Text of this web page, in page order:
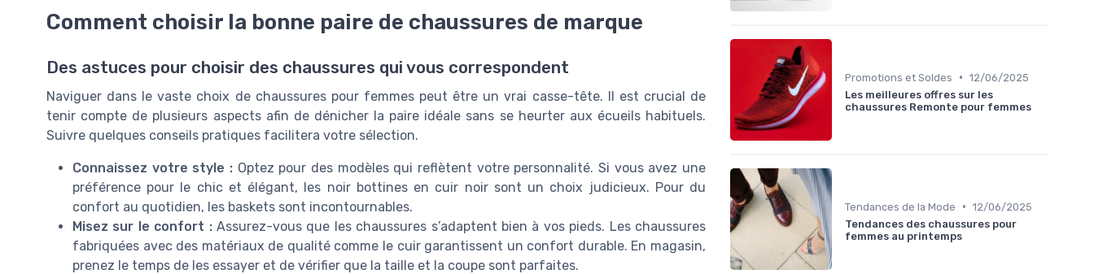
Comment choisir la bonne paire de chaussures de marque
Des astuces pour choisir des chaussures qui vous correspondent
Naviguer dans le vaste choix de chaussures pour femmes peut être un vrai casse-tête. Il est crucial de
tenir compte de plusieurs aspects afin de dénicher la paire idéale sans se heurter aux écueils habituels.
Suivre quelques conseils pratiques facilitera votre sélection.
Connaissez votre style : Optez pour des modèles qui reflètent votre personnalité. Si vous avez une
préférence pour le chic et élégant, les noir bottines en cuir noir sont un choix judicieux. Pour du
confort au quotidien, les baskets sont incontournables.
Misez sur le confort :Assurez-vous que les chaussures s’adaptent bien à vos pieds. Les chaussures
fabriquées avec des matériaux de qualité comme le cuir garantissent un confort durable. En magasin,
prenez le temps de les essayer et de vérifier que la taille et la coupe sont parfaites.
Promotions et Soldes • 12/06/2025
Les meilleures offres sur les
chaussures Remonte pour femmes
Tendances de la Mode • 12/06/2025
Tendances des chaussures pour
femmes au printemps